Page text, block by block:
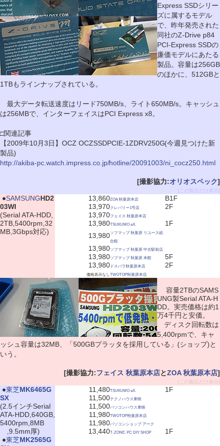
Express SSDシリー
ズに属するモデル
で、昨年発売された
同社のZ-Drive p84
PCI-Express SSDの
廉価モデルにあたる
製品。容量は256GB
のほかに、512GBと
1TBもラインナップされている。
最大データ転送速度はリード750MB/s、ライト650MB/s。キャッシュ
は256MBで、インターフェイスはPCI Express x8。
□関連記事
【2009年10月3日】OCZ OCZSSDPCIE-1ZDRV250G(今週見つけた新
製品)
http://akiba-pc.watch.impress.co.jp/hotline/20091003/ni_cocz250.html
[撮影協力:オリオスペック]
[この製品だけ表示]
●SAMSUNGHD2
03WI
(Serial ATA-HDD,
2TB,5400rpm,32
MB,3Gbps対応)
13,860ZOA 秋葉原本店
B1F
13,970クレバリー1号店
2F
13,970フェイス 秋葉原本店
13,980TSUKUMO eX.
1F
13,980ソフマップ 秋葉原 リユース総
合館
13,980ソフマップ 秋葉原 中古駅前店
13,980ソフマップ 秋葉原 本館
5F
13,980 ドスパラ秋葉原本店 2F
価格表示なしTWOTOP秋葉原本店
容量2TBのSAMS
UNG製Serial ATA-H
DD。実売価格は約1
万4千円と安価。
ディスク回転数は
5,400rpmで、キャ
ッシュ容量は32MB、「500GBプラッタを採用している」(ショップ)と
いう。
[撮影協力:フェイス 秋葉原本店とZOA 秋葉原本店]
[この製品だけ表示]
●東芝MK6465G
SX
(2.5インチSerial
ATA-HDD,640GB,
5400rpm,8MB
,9.5mm厚)
11,480TSUKUMO eX.
1F
11,500テクノハウス東映
11,500パソコンハウス東映
11,980TWOTOP秋葉原本店
11,980パソコンショップ アーク
13,440T-ZONE. PC DIY SHOP
1F
●東芝MK2565G